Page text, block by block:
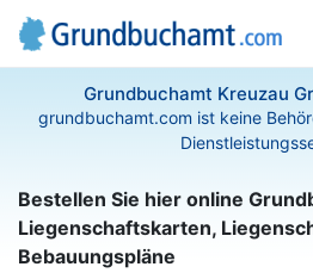
Grundbuchamt Kreuzau
grundbuchamt.com ist keine
Bestellen Sie hier online
Liegenschaftskarten,
Bebauungspläne